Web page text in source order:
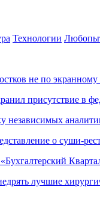
Технологии
не по
присутствие в
независимых
о суши-
лучшие